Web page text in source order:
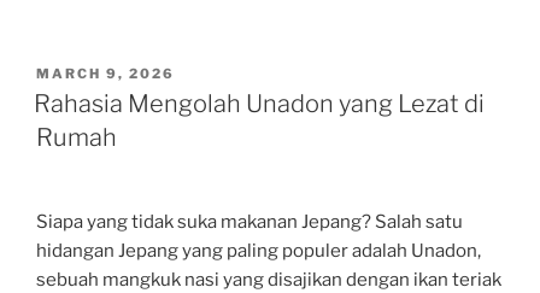
POSTED
ON
MARCH 9, 2026
Rahasia Mengolah Unadon yang Lezat di
Rumah
Siapa yang tidak suka makanan Jepang? Salah satu
hidangan Jepang yang paling populer adalah Unadon,
sebuah mangkuk nasi yang disajikan dengan ikan teriak